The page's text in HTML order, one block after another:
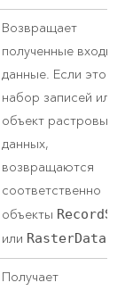
Возвращает
полученные
данные. Если это
набор записей или
объект растровых
данных,
возвращаются
соответственно
объекты
или RasterData
Получает